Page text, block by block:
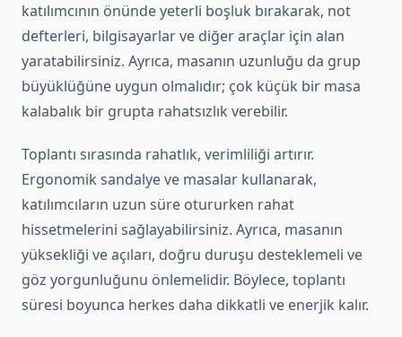
katılımcının önünde yeterli boşluk bırakarak, not
defterleri, bilgisayarlar ve diğer araçlar için alan
yaratabilirsiniz. Ayrıca, masanın uzunluğu da grup
büyüklüğüne uygun olmalıdır; çok küçük bir masa
kalabalık bir grupta rahatsızlık verebilir.
Toplantı sırasında rahatlık, verimliliği artırır.
Ergonomik sandalye ve masalar kullanarak,
katılımcıların uzun süre otururken rahat
hissetmelerini sağlayabilirsiniz. Ayrıca, masanın
yüksekliği ve açıları, doğru duruşu desteklemeli ve
göz yorgunluğunu önlemelidir. Böylece, toplantı
süresi boyunca herkes daha dikkatli ve enerjik kalır.